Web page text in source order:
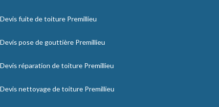
Devis fuite de toiture Premillieu
Devis pose de gouttière Premillieu
Devis réparation de toiture Premillieu
Devis nettoyage de toiture Premillieu